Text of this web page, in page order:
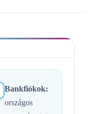
Bankfiókok:
országos